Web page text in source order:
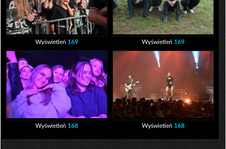
Wyświetleń 169 Wyświetleń 169
Wyświetleń 168 Wyświetleń 168